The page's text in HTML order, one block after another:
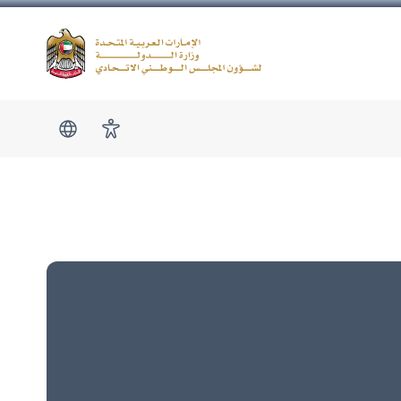
show امكانية الوصول